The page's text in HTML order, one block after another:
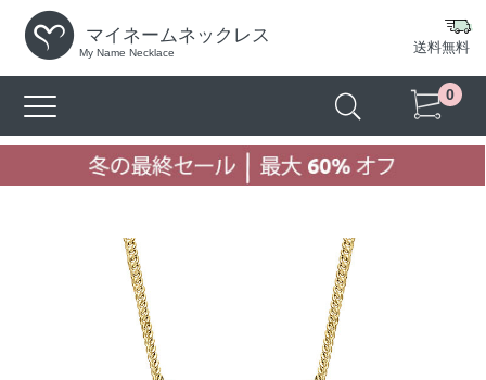
マイネームネックレス
My Name Necklace 送料無料
0